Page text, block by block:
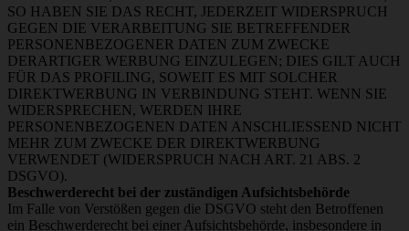
SO HABEN SIE DAS RECHT, JEDERZEIT WIDERSPRUCH
GEGEN DIE VERARBEITUNG SIE BETREFFENDER
PERSONENBEZOGENER DATEN ZUM ZWECKE
DERARTIGER WERBUNG EINZULEGEN; DIES GILT AUCH
FÜR DAS PROFILING, SOWEIT ES MIT SOLCHER
DIREKTWERBUNG IN VERBINDUNG STEHT. WENN SIE
WIDERSPRECHEN, WERDEN IHRE
PERSONENBEZOGENEN DATEN ANSCHLIESSEND NICHT
MEHR ZUM ZWECKE DER DIREKTWERBUNG
VERWENDET (WIDERSPRUCH NACH ART. 21 ABS. 2
DSGVO).
Beschwerderecht bei der zuständigen Aufsichtsbehörde
Im Falle von Verstößen gegen die DSGVO steht den Betroffenen
ein Beschwerderecht bei einer Aufsichtsbehörde, insbesondere in